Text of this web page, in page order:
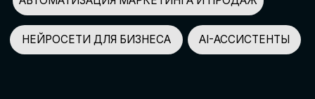
GLOBAL TECH FORUM –